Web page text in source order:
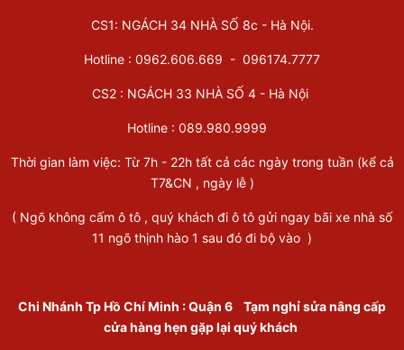
CS1: NGÁCH 34 NHÀ SỐ 8c - Hà Nội.
Hotline : 0962.606.669 - 096174.7777
CS2 : NGÁCH 33 NHÀ SỐ 4 - Hà Nội
Hotline : 089.980.9999
Thời gian làm việc: Từ 7h - 22h tất cả các ngày trong tuần (kể cả
T7&CN , ngày lễ )
( Ngõ không cấm ô tô , quý khách đi ô tô gửi ngay bãi xe nhà số
11 ngõ thịnh hào 1 sau đó đi bộ vào )
Chi Nhánh Tp Hồ Chí Minh :Quận 6 Tạm nghỉ sửa nâng cấp
cửa hàng hẹn gặp lại quý khách